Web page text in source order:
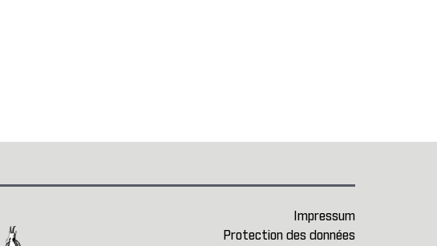
Impressum
Protection des données